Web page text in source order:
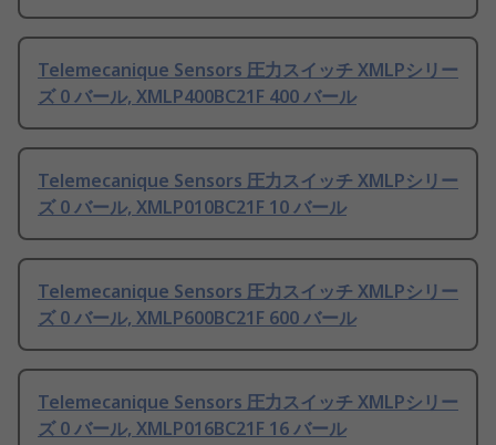
Telemecanique Sensors 圧力スイッチ XMLPシリー
ズ 0 バール, XMLP400BC21F 400 バール
Telemecanique Sensors 圧力スイッチ XMLPシリー
ズ 0 バール, XMLP010BC21F 10 バール
Telemecanique Sensors 圧力スイッチ XMLPシリー
ズ 0 バール, XMLP600BC21F 600 バール
Telemecanique Sensors 圧力スイッチ XMLPシリー
ズ 0 バール, XMLP016BC21F 16 バール